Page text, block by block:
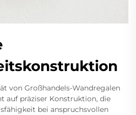
von Großhandels-Wandregalen
auf präziser Konstruktion, die
bei anspruchsvollen